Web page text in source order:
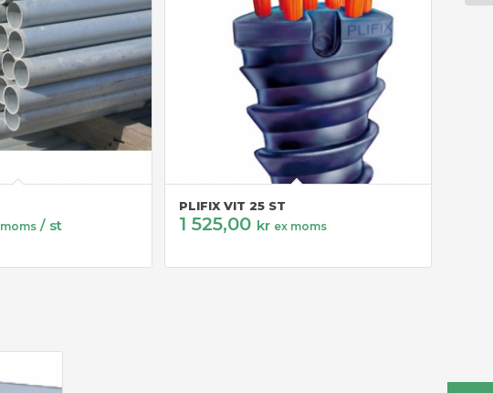
/ st
PLIFIX VIT 25 ST
1 525,00 kr ex moms